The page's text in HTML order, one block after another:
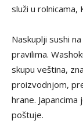
služi u rolnicama,
Naskuplji sushi
pravilima.
skupu veština,
proizvodnjom,
hrane.
poštuje.